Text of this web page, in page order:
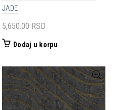
JADE
5,650.00 RSD
Dodaj u korpu